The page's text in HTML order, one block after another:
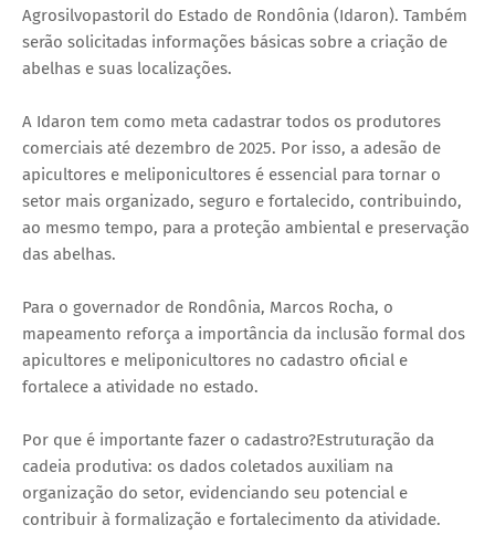
Agrosilvopastoril do Estado de Rondônia (Idaron). Também
serão solicitadas informações básicas sobre a criação de
abelhas e suas localizações.
A Idaron tem como meta cadastrar todos os produtores
comerciais até dezembro de 2025. Por isso, a adesão de
apicultores e meliponicultores é essencial para tornar o
setor mais organizado, seguro e fortalecido, contribuindo,
ao mesmo tempo, para a proteção ambiental e preservação
das abelhas.
Para o governador de Rondônia, Marcos Rocha, o
mapeamento reforça a importância da inclusão formal dos
apicultores e meliponicultores no cadastro oficial e
fortalece a atividade no estado.
Por que é importante fazer o cadastro?Estruturação da
cadeia produtiva: os dados coletados auxiliam na
organização do setor, evidenciando seu potencial e
contribuir à formalização e fortalecimento da atividade.